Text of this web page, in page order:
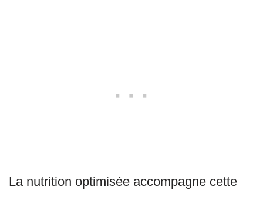
La nutrition optimisée accompagne cette